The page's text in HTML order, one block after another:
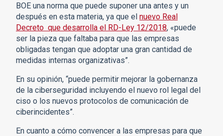
BOE una norma que puede suponer una antes y un
después en esta materia, ya que el nuevo Real
Decreto que desarrolla el RD-Ley 12/2018, «puede
ser la pieza que faltaba para que las empresas
obligadas tengan que adoptar una gran cantidad de
medidas internas organizativas”.
En su opinión, “puede permitir mejorar la gobernanza
de la ciberseguridad incluyendo el nuevo rol legal del
ciso o los nuevos protocolos de comunicación de
ciberincidentes”.
En cuanto a cómo convencer a las empresas para que